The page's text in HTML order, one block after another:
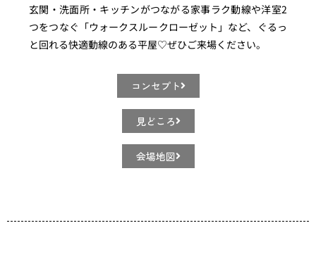
玄関・洗面所・キッチンがつながる家事ラク動線や洋室2
つをつなぐ「ウォークスルークローゼット」など、ぐるっ
と回れる快適動線のある平屋♡ぜひご来場ください。
コンセプト
見どころ
会場地図